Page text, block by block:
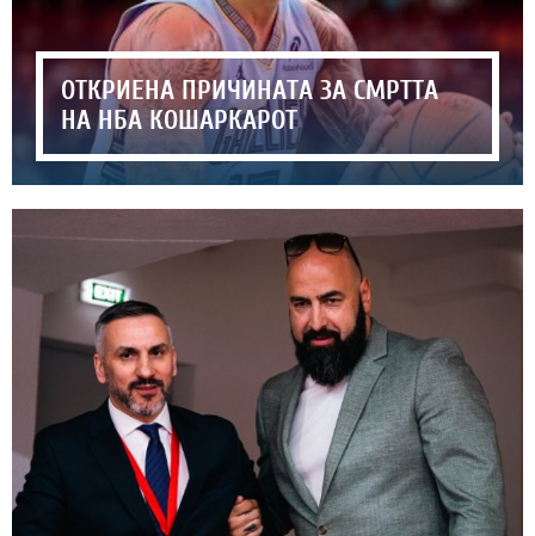
ОТКРИЕНА ПРИЧИНАТА ЗА СМРТТА
НА НБА КОШАРКАРОТ